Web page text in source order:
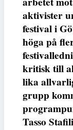
aktivister
festival i
höga på
kritisk till
lika
grupp
Tasso